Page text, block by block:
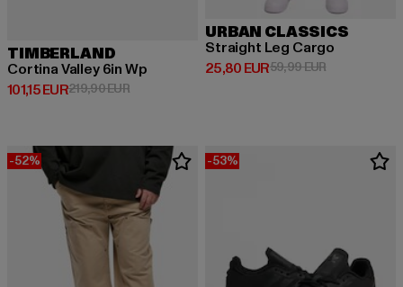
TIMBERLAND
Cortina Valley 6in Wp
101,15 EUR
Derzeitiger Preis: 101,15 EUR
219,90 EURAktionspreis: 219,90 EUR
URBAN CLASSICS
Straight Leg Cargo
25,80 EUR
Derzeitiger Preis: 25,80 EUR
59,99 EURAktionspreis:
-52% -53%